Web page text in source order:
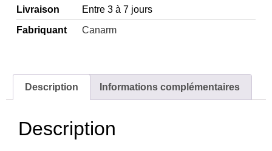
Livraison
Entre 3 à 7 jours
Fabriquant
Canarm
Description Informations complémentaires
Description